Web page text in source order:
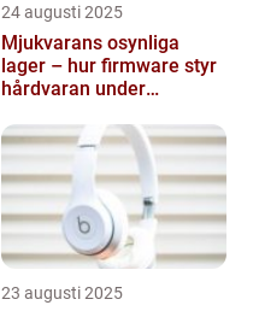
24 augusti 2025
Mjukvarans osynliga
lager – hur firmware styr
hårdvaran under
23 augusti 2025